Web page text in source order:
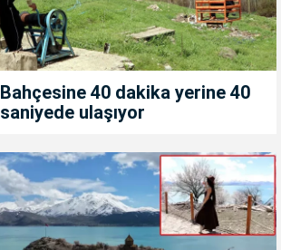
Bahçesine 40 dakika yerine 40
saniyede ulaşıyor